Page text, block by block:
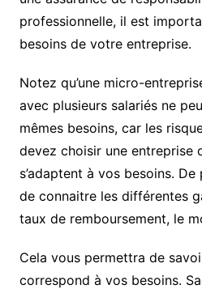
professionnelle, il est
besoins de votre entreprise.
Notez qu’une micro-
avec plusieurs salariés ne
mêmes besoins, car les
devez choisir une entreprise
s’adaptent à vos besoins.
de connaitre les différentes
taux de remboursement, le
Cela vous permettra de
correspond à vos besoins.